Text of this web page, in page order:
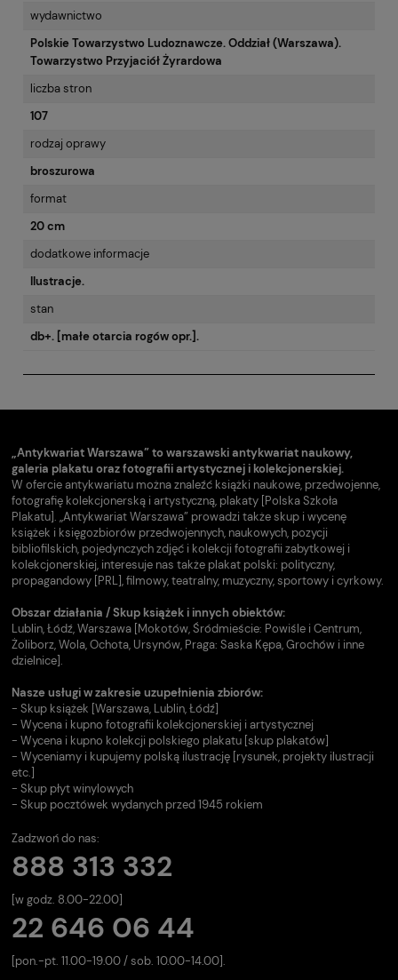
wydawnictwo
Polskie Towarzystwo Ludoznawcze. Oddział (Warszawa).
Towarzystwo Przyjaciół Żyrardowa
liczba stron
107
rodzaj oprawy
broszurowa
format
20 cm
dodatkowe informacje
Ilustracje.
stan
db+. [małe otarcia rogów opr.].
„Antykwariat Warszawa” to warszawski antykwariat naukowy,
galeria plakatu oraz fotografii artystycznej i kolekcjonerskiej.
W ofercie antykwariatu można znaleźć książki naukowe, przedwojenne,
fotografię kolekcjonerską i artystyczną, plakaty [Polska Szkoła
Plakatu]. „Antykwariat Warszawa” prowadzi także skup i wycenę
książek i księgozbiorów przedwojennych, naukowych, pozycji
bibliofilskich, pojedynczych zdjęć i kolekcji fotografii zabytkowej i
kolekcjonerskiej, interesuje nas także plakat polski: polityczny,
propagandowy [PRL], filmowy, teatralny, muzyczny, sportowy i cyrkowy.
Obszar działania / Skup książek i innych obiektów:
Lublin, Łódź, Warszawa [Mokotów, Śródmieście: Powiśle i Centrum,
Żoliborz, Wola, Ochota, Ursynów, Praga: Saska Kępa, Grochów i inne
dzielnice].
Nasze usługi w zakresie uzupełnienia zbiorów:
- Skup książek [Warszawa, Lublin, Łódź]
- Wycena i kupno fotografii kolekcjonerskiej i artystycznej
- Wycena i kupno kolekcji polskiego plakatu [skup plakatów]
- Wyceniamy i kupujemy polską ilustrację [rysunek, projekty ilustracji
etc.]
- Skup płyt winylowych
- Skup pocztówek wydanych przed 1945 rokiem
Zadzwoń do nas:
888 313 332
[w godz. 8.00-22.00]
22 646 06 44
[pon.-pt. 11.00-19.00 / sob. 10.00-14.00].